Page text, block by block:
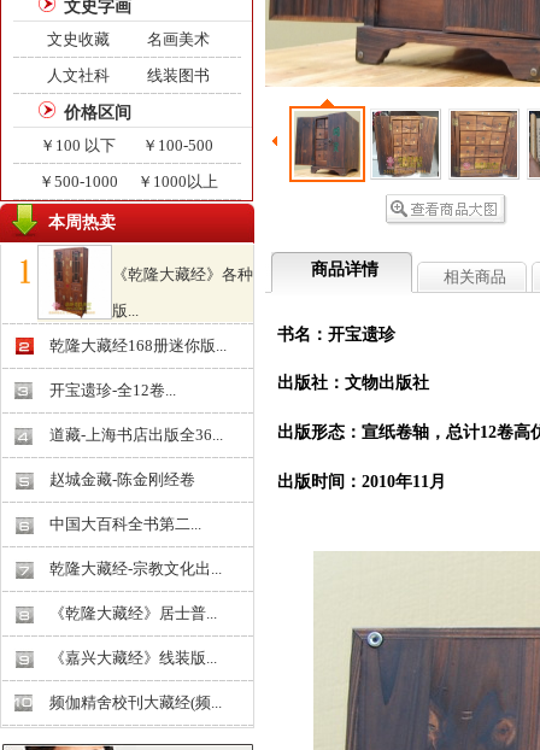
文史字画
文史收藏
名画美术
人文社科
线装图书
价格区间
￥100 以下
￥100-500
￥500-1000
￥1000以上
本周热卖
《乾隆大藏经》各种
版...
￥0.000
乾隆大藏经168册迷你版...
开宝遗珍-全12卷...
道藏-上海书店出版全36...
赵城金藏-陈金刚经卷
中国大百科全书第二...
乾隆大藏经-宗教文化出...
《乾隆大藏经》居士普...
《嘉兴大藏经》线装版...
频伽精舍校刊大藏经(频...
商品详情 相关商品
书名：开宝
出版社：文物
出版形态：宣纸卷轴，总计12卷高
出版时间： 2010年11 月